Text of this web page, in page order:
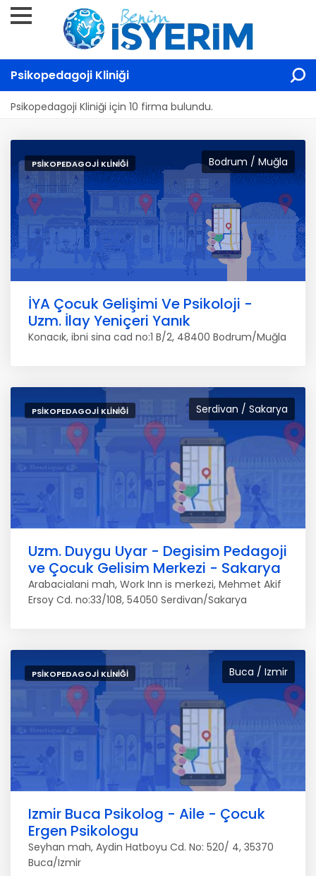
Psikopedagoji Kliniği
Psikopedagoji Kliniği için 10 firma bulundu.
Bodrum / Muğla
PSIKOPEDAGOJI KLINIĞI
İYA Çocuk Gelişimi Ve Psikoloji -
Uzm. İlay Yeniçeri Yanık
Konacık, ibni sina cad no:1 B/2, 48400 Bodrum/Muğla
Serdivan / Sakarya
PSIKOPEDAGOJI KLINIĞI
Uzm. Duygu Uyar - Degisim Pedagoji
ve Çocuk Gelisim Merkezi - Sakarya
Arabacialani mah, Work Inn is merkezi, Mehmet Akif
Ersoy Cd. no:33/108, 54050 Serdivan/Sakarya
Buca / Izmir
PSIKOPEDAGOJI KLINIĞI
Izmir Buca Psikolog - Aile - Çocuk
Ergen Psikologu
Seyhan mah, Aydin Hatboyu Cd. No: 520/ 4, 35370
Buca/Izmir